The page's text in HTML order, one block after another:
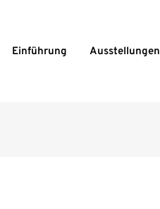
Einführung Ausstellungen